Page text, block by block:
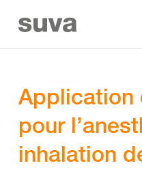
Application
pour
inhalation